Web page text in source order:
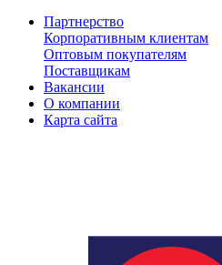
Партнерство
Корпоративным клиентам
Оптовым покупателям
Поставщикам
Вакансии
О компании
Карта сайта